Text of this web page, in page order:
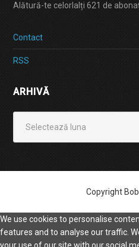
Alătură-te celorlalți 621 de
Contact
RSS
ARHIVĂ
Copyright
We use cookies to personalise
features and to analyse our traffic.